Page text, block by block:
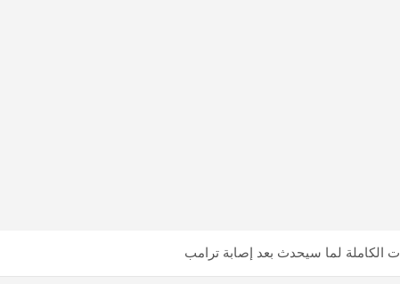
الكاملة لما سيحدث بعد إصابة ترامب